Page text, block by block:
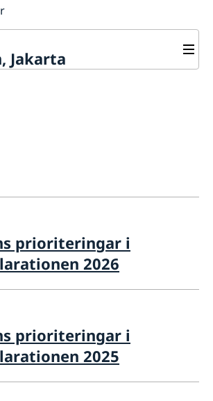
Jakarta
praktik
(GDPR)
vid ambassaden
svenska företag
prioriteringar i
2026
prioriteringar i
2025